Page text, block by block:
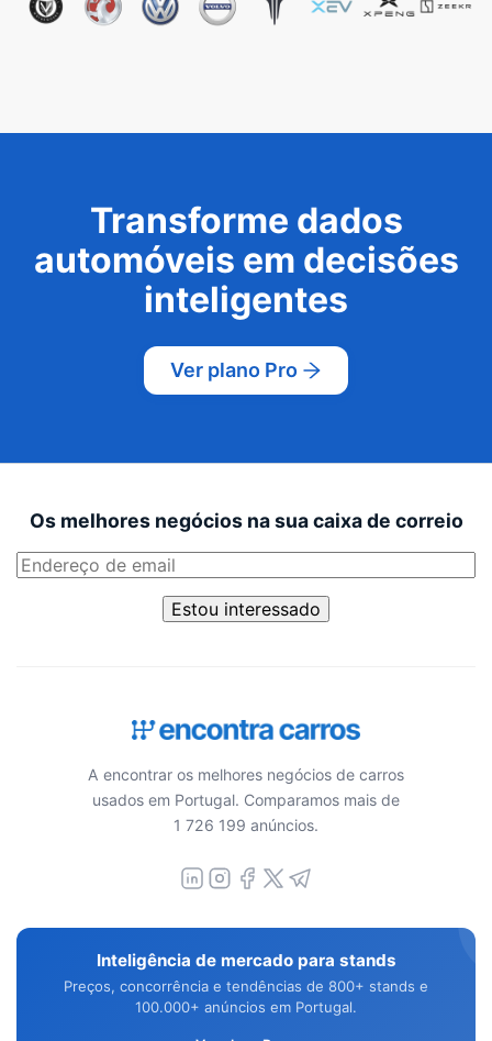
Transforme dados
automóveis em decisões
inteligentes
Ver plano Pro
Os melhores negócios na sua caixa de correio
Estou interessado
A encontrar os melhores negócios de carros
usados em Portugal. Comparamos mais de
1 726 199 anúncios.
Inteligência de mercado para stands
Preços, concorrência e tendências de 800+ stands e
100.000+ anúncios em Portugal.